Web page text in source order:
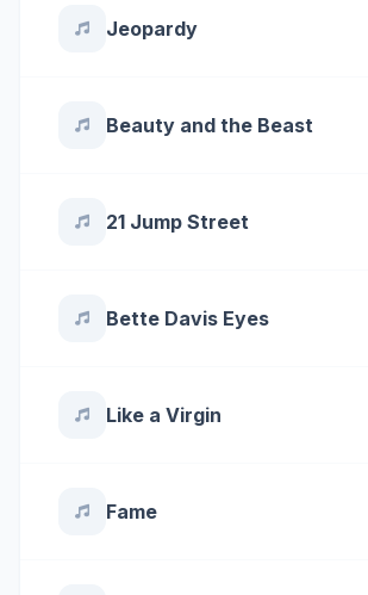
Jeopardy
Beauty and the Beast
21 Jump Street
Bette Davis Eyes
Like a Virgin
Fame